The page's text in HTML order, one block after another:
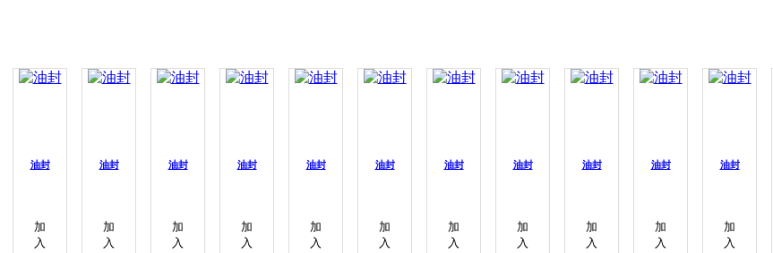
油封
加
入
油封
加
入
油封
加
入
油封
加
入
油封
加
入
油封
加
入
油封
加
入
油封
加
入
油封
加
入
油封
加
入
油封
加
入